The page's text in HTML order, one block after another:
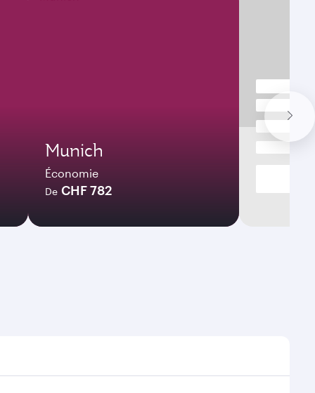
Munich
Économie
De CHF 782